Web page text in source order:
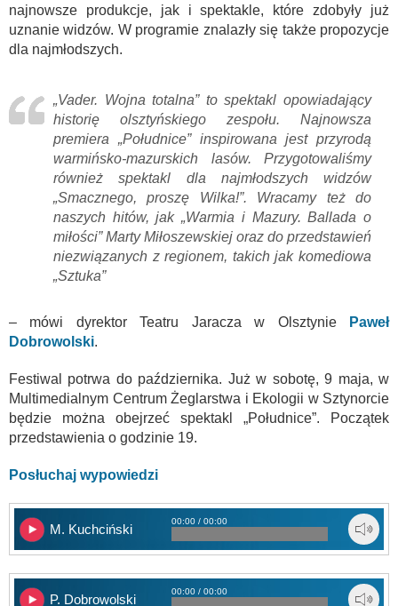
najnowsze produkcje, jak i spektakle, które zdobyły już
uznanie widzów. W programie znalazły się także propozycje
dla najmłodszych.
„Vader. Wojna totalna” to spektakl opowiadający
historię olsztyńskiego zespołu. Najnowsza
premiera „Południce” inspirowana jest przyrodą
warmińsko-mazurskich lasów. Przygotowaliśmy
również spektakl dla najmłodszych widzów
„Smacznego, proszę Wilka!”. Wracamy też do
naszych hitów, jak „Warmia i Mazury. Ballada o
miłości” Marty Miłoszewskiej oraz do przedstawień
niezwiązanych z regionem, takich jak komediowa
„Sztuka”
– mówi dyrektor Teatru Jaracza w Olsztynie
Paweł
Dobrowolski.
Festiwal potrwa do października. Już w sobotę, 9 maja, w
Multimedialnym Centrum Żeglarstwa i Ekologii w Sztynorcie
będzie można obejrzeć spektakl „Południce”. Początek
przedstawienia o godzinie 19.
Posłuchaj wypowiedzi
M. Kuchciński
00:00 / 00:00
P. Dobrowolski
00:00 / 00:00